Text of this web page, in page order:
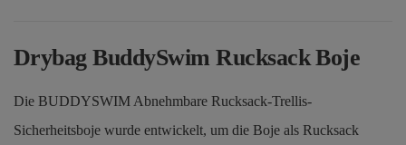
Drybag BuddySwim Rucksack Boje
Die BUDDYSWIM Abnehmbare Rucksack-Trellis-
Sicherheitsboje wurde entwickelt, um die Boje als Rucksack